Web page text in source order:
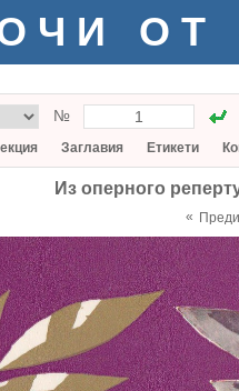
ОТ
№
Заглавия Етикети
Из оперного
«